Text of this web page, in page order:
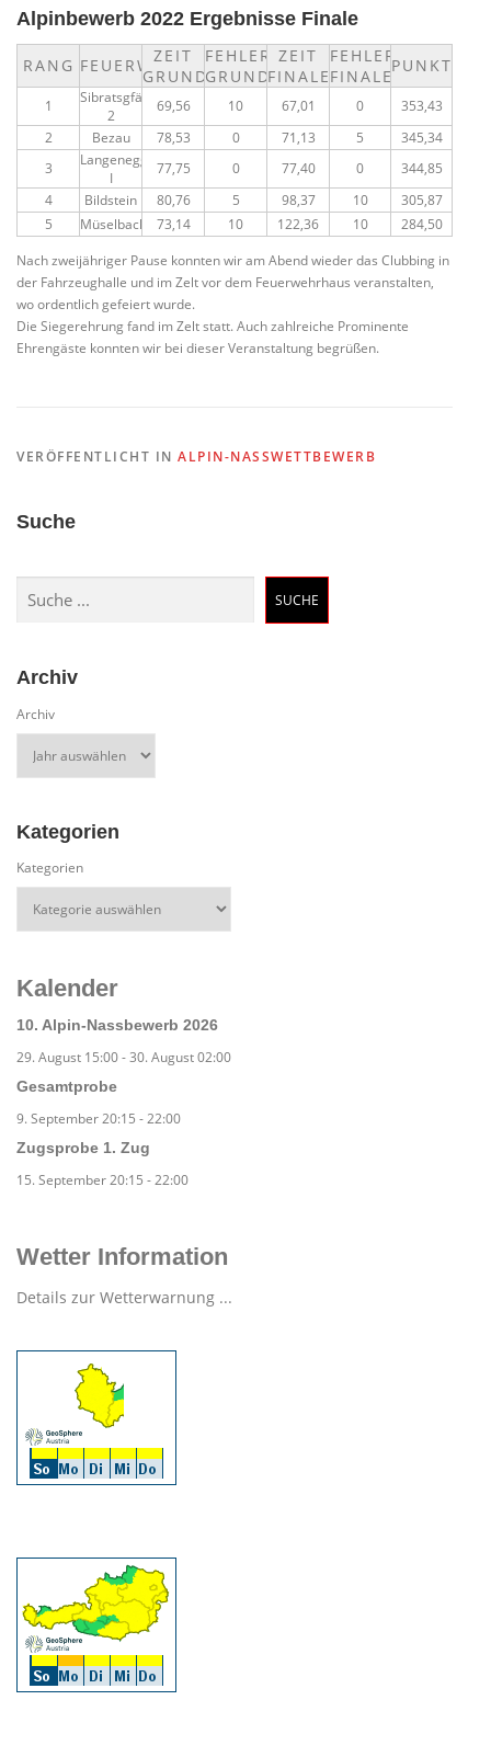
Alpinbewerb 2022 Ergebnisse Finale
RANG FEUERWEHR
ZEIT
GRUND
FEHLER
GRUND
ZEIT
FINALE
FEHLER
FINALE
PUNKTE
1
Sibratsgfäll
2
69,56 10 67,01 0
353,43
2
Bezau 78,53 0 71,13 5
345,34
3
Langenegg
I
77,75 0 77,40 0
344,85
4
Bildstein 80,76 5 98,37 10
305,87
5
Müselbach 73,14 10 122,36 10
284,50
Nach zweijähriger Pause konnten wir am Abend wieder das Clubbing in
der Fahrzeughalle und im Zelt vor dem Feuerwehrhaus veranstalten,
wo ordentlich gefeiert wurde.
Die Siegerehrung fand im Zelt statt. Auch zahlreiche Prominente
Ehrengäste konnten wir bei dieser Veranstaltung begrüßen.
VERÖFFENTLICHT IN ALPIN-NASSWETTBEWERB
Suche
SUCHE
Archiv
Archiv
Kategorien
Kategorien
Kalender
10. Alpin-Nassbewerb 2026
29. August 15:00-30. August 02:00
Gesamtprobe
9. September 20:15 -22:00
Zugsprobe 1. Zug
15. September 20:15 -22:00
Wetter Information
Details zur Wetterwarnung ...